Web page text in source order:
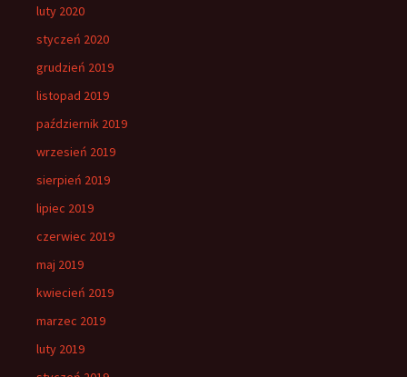
luty 2020
styczeń 2020
grudzień 2019
listopad 2019
październik 2019
wrzesień 2019
sierpień 2019
lipiec 2019
czerwiec 2019
maj 2019
kwiecień 2019
marzec 2019
luty 2019